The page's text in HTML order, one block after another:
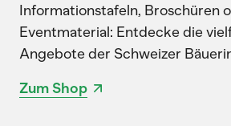
Informationstafeln, Broschüren
Eventmaterial: Entdecke die
Angebote der Schweizer
Zum Shop